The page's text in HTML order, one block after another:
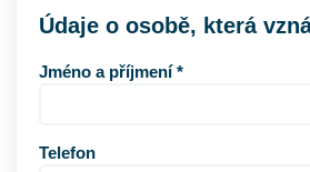
Údaje o osobě, která
Jméno a příjmení *
Telefon